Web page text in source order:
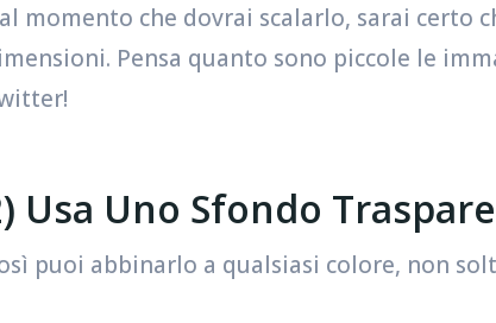
momento che dovrai scalarlo, sarai certo
Pensa quanto sono piccole le
Usa Uno Sfondo
puoi abbinarlo a qualsiasi colore, non